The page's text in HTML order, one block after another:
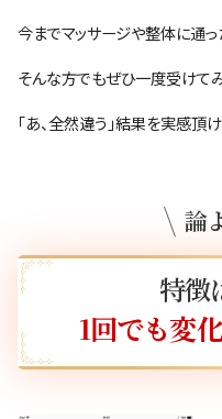
今までマッサージや整体に通
そんな方でもぜひ一度受けてみ
「あ、全然違う」結果を実感頂け
論
特徴
1回でも変